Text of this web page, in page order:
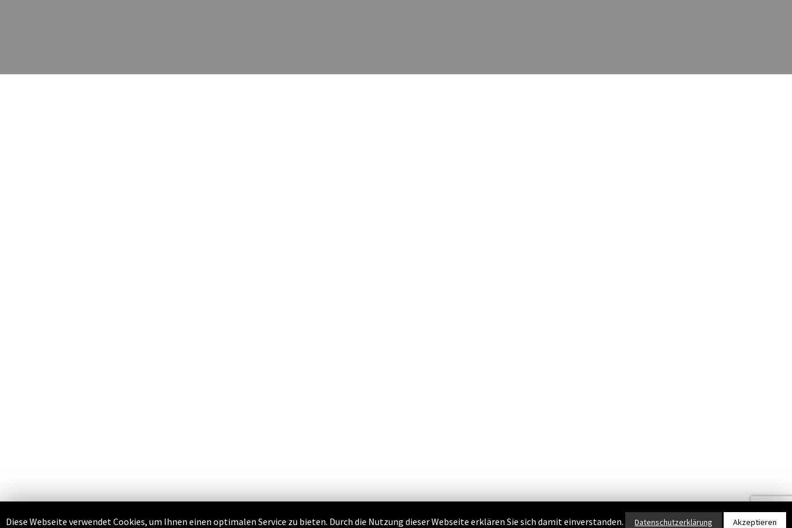
Impressum|Datenschutzerklärung Webdesignund Konzeption merryll
Diese Webseite verwendet Cookies, um Ihnen einen optimalen Service zu bieten. Durch die Nutzung dieser Webseite erklären Sie sich damit einverstanden. Datenschutzerklärung Akzeptieren